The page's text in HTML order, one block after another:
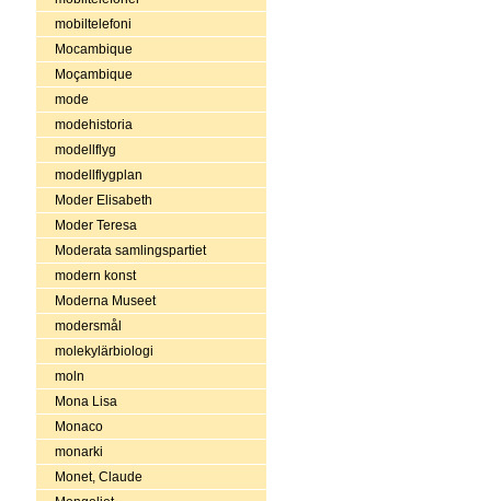
mobiltelefoni
Mocambique
Moçambique
mode
modehistoria
modellflyg
modellflygplan
Moder Elisabeth
Moder Teresa
Moderata samlingspartiet
modern konst
Moderna Museet
modersmål
molekylärbiologi
moln
Mona Lisa
Monaco
monarki
Monet, Claude